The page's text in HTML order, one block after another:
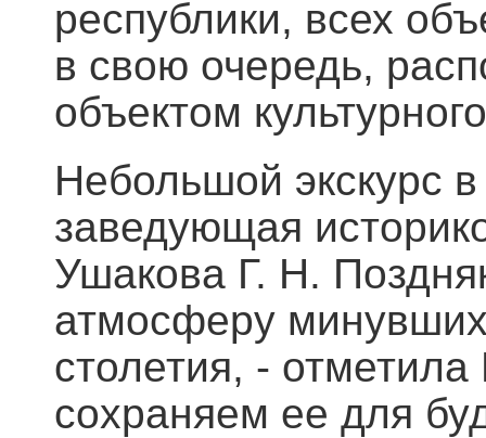
республики, всех
в свою очередь,
объектом
Небольшой экскурс
заведующая
Ушакова Г. Н.
атмосферу
столетия, -
сохраняем ее для